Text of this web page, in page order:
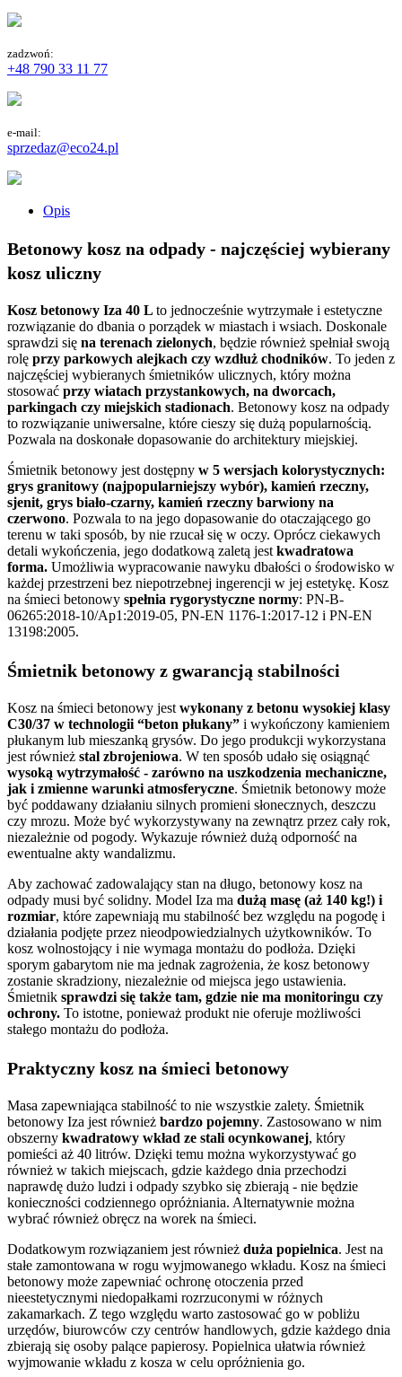
zadzwoń:
+48 790 33 11 77
e-mail:
sprzedaz@eco24.pl
Opis
Betonowy kosz na odpady - najczęściej wybierany
kosz uliczny
Kosz betonowy Iza 40 L to jednocześnie wytrzymałe i estetyczne
rozwiązanie do dbania o porządek w miastach i wsiach. Doskonale
sprawdzi się na terenach zielonych, będzie również spełniał swoją
rolę przy parkowych alejkach czy wzdłuż chodników. To jeden z
najczęściej wybieranych śmietników ulicznych, który można
stosować przy wiatach przystankowych, na dworcach,
parkingach czy miejskich stadionach. Betonowy kosz na odpady
to rozwiązanie uniwersalne, które cieszy się dużą popularnością.
Pozwala na doskonałe dopasowanie do architektury miejskiej.
Śmietnik betonowy jest dostępny w 5 wersjach kolorystycznych:
grys granitowy (najpopularniejszy wybór), kamień rzeczny,
sjenit, grys biało-czarny, kamień rzeczny barwiony na
czerwono. Pozwala to na jego dopasowanie do otaczającego go
terenu w taki sposób, by nie rzucał się w oczy. Oprócz ciekawych
detali wykończenia, jego dodatkową zaletą jest kwadratowa
forma. Umożliwia wypracowanie nawyku dbałości o środowisko w
każdej przestrzeni bez niepotrzebnej ingerencji w jej estetykę. Kosz
na śmieci betonowy spełnia rygorystyczne normy: PN-B-
06265:2018-10/Ap1:2019-05, PN-EN 1176-1:2017-12 i PN-EN
13198:2005.
Śmietnik betonowy z gwarancją stabilności
Kosz na śmieci betonowy jest wykonany z betonu wysokiej klasy
C30/37 w technologii “beton płukany” i wykończony kamieniem
płukanym lub mieszanką grysów. Do jego produkcji wykorzystana
jest również stal zbrojeniowa. W ten sposób udało się osiągnąć
wysoką wytrzymałość - zarówno na uszkodzenia mechaniczne,
jak i zmienne warunki atmosferyczne. Śmietnik betonowy może
być poddawany działaniu silnych promieni słonecznych, deszczu
czy mrozu. Może być wykorzystywany na zewnątrz przez cały rok,
niezależnie od pogody. Wykazuje również dużą odporność na
ewentualne akty wandalizmu.
Aby zachować zadowalający stan na długo, betonowy kosz na
odpady musi być solidny. Model Iza ma dużą masę (aż 140 kg!) i
rozmiar, które zapewniają mu stabilność bez względu na pogodę i
działania podjęte przez nieodpowiedzialnych użytkowników. To
kosz wolnostojący i nie wymaga montażu do podłoża. Dzięki
sporym gabarytom nie ma jednak zagrożenia, że kosz betonowy
zostanie skradziony, niezależnie od miejsca jego ustawienia.
Śmietnik sprawdzi się także tam, gdzie nie ma monitoringu czy
ochrony. To istotne, ponieważ produkt nie oferuje możliwości
stałego montażu do podłoża.
Praktyczny kosz na śmieci betonowy
Masa zapewniająca stabilność to nie wszystkie zalety. Śmietnik
betonowy Iza jest również bardzo pojemny. Zastosowano w nim
obszerny kwadratowy wkład ze stali ocynkowanej, który
pomieści aż 40 litrów. Dzięki temu można wykorzystywać go
również w takich miejscach, gdzie każdego dnia przechodzi
naprawdę dużo ludzi i odpady szybko się zbierają - nie będzie
konieczności codziennego opróżniania. Alternatywnie można
wybrać również obręcz na worek na śmieci.
Dodatkowym rozwiązaniem jest również duża popielnica. Jest na
stałe zamontowana w rogu wyjmowanego wkładu. Kosz na śmieci
betonowy może zapewniać ochronę otoczenia przed
nieestetycznymi niedopałkami rozrzuconymi w różnych
zakamarkach. Z tego względu warto zastosować go w pobliżu
urzędów, biurowców czy centrów handlowych, gdzie każdego dnia
zbierają się osoby palące papierosy. Popielnica ułatwia również
wyjmowanie wkładu z kosza w celu opróżnienia go.